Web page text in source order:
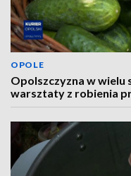
OPOLE
Opolszczyzna w
warsztaty z robienia